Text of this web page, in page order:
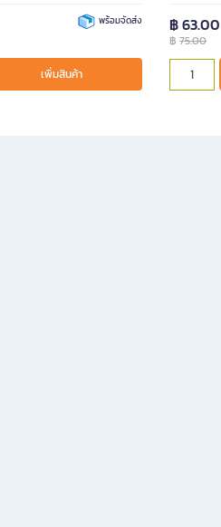
พร้อมจัดส่ง
เพิ่มสินค้า
฿ 63.00
฿75.00